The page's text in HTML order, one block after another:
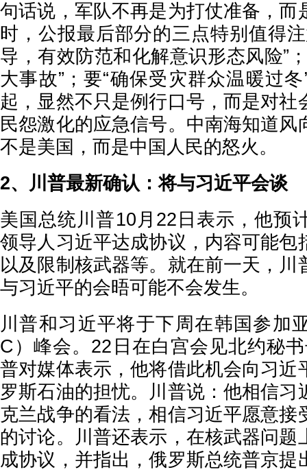
句话说，军队不再是为打仗准备，而
时，公报最后部分的三点特别值得
导，有效防范和化解意识形态风险”
大事故”；要“确保受灾群众温暖过
起，显然不只是例行口号，而是对社
民怨激化的应急信号。中南海知道风
不是美国，而是中国人民的怒火。
2、川普最新确认：将与习近平会谈
美国总统川普10月22日表示，他预
领导人习近平达成协议，内容可能包
以及限制核武器等。就在前一天，川
与习近平的会晤可能不会发生。
川普和习近平将于下周在韩国参加
C）峰会。22日在白宫会见北约秘
普对媒体表示，他将借此机会向习近
罗斯石油的担忧。川普说：他相信习
克兰战争的看法，相信习近平愿意接
的讨论。川普还表示，在核武器问题
成协议，并指出，俄罗斯总统普京提